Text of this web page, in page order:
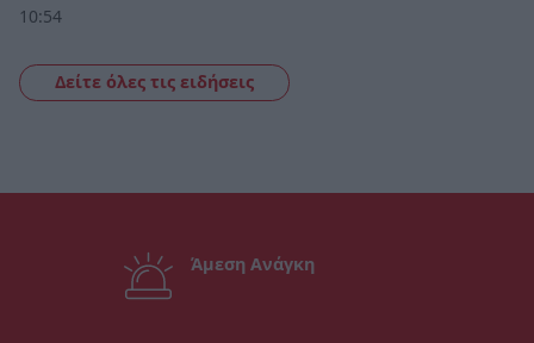
10:54
Δείτε όλες τις ειδήσεις
Άμεση Ανάγκη